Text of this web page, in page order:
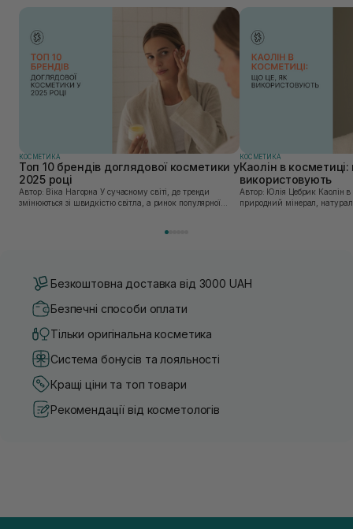
КОСМЕТИКА
Топ 10 брендів доглядової косметики у
2025 році
Автор: Віка Нагорна У сучасному світі, де тренди
змінюються зі швидкістю світла, а ринок популярної
КОСМЕТИКА
Каолін в
використовують
Автор: Юлія Цебрик Каолін в косметології – це
природний мінерал,
Безкоштовна доставка від 3000 UAH
Безпечні способи оплати
Тільки оригінальна косметика
Система бонусів та лояльності
Кращі ціни та топ товари
Рекомендації від косметологів